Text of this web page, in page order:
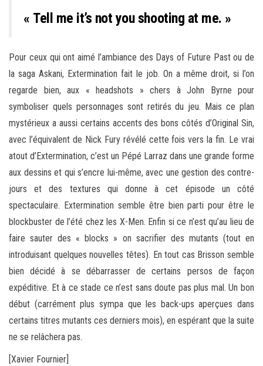
« Tell me it’s not you shooting at me. »
Pour ceux qui ont aimé l’ambiance des Days of Future Past ou de
la saga Askani, Extermination fait le job. On a même droit, si l’on
regarde bien, aux « headshots » chers à John Byrne pour
symboliser quels personnages sont retirés du jeu. Mais ce plan
mystérieux a aussi certains accents des bons côtés d’Original Sin,
avec l’équivalent de Nick Fury révélé cette fois vers la fin. Le vrai
atout d’Extermination, c’est un Pépé Larraz dans une grande forme
aux dessins et qui s’encre lui-même, avec une gestion des contre-
jours et des textures qui donne à cet épisode un côté
spectaculaire. Extermination semble être bien parti pour être le
blockbuster de l’été chez les X-Men. Enfin si ce n’est qu’au lieu de
faire sauter des « blocks » on sacrifier des mutants (tout en
introduisant quelques nouvelles têtes). En tout cas Brisson semble
bien décidé à se débarrasser de certains persos de façon
expéditive. Et à ce stade ce n’est sans doute pas plus mal. Un bon
début (carrément plus sympa que les back-ups aperçues dans
certains titres mutants ces derniers mois), en espérant que la suite
ne se relâchera pas.
[Xavier Fournier]